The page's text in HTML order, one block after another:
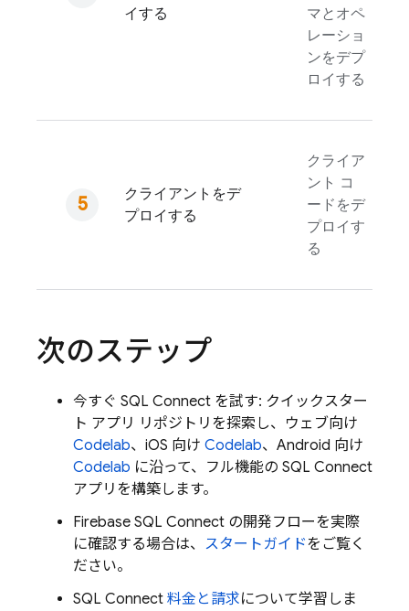
イする
マとオペ
レーショ
ンをデプ
ロイする
クライアントをデ
プロイする
クライア
ント コ
ードをデ
プロイす
る
次のステップ
今すぐ SQL Connect を試す: クイックスター
ト アプリ リポジトリを探索し、ウェブ向け
Codelab、iOS 向け Codelab、Android 向け
Codelab に沿って、フル機能の SQL Connect
アプリを構築します。
Firebase SQL Connect の開発フローを実際
に確認する場合は、 スタートガイドをご覧く
ださい。
SQL Connect 料金と請求について学習しま